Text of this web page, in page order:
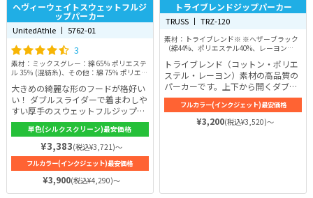
ヘヴィーウェイトスウェットフルジ
ップパーカー
UnitedAthle 丨 5762-01
3
素材：ミックスグレー：綿 65％ ポリエステ
ル 35％ (混紡糸)、その他：綿 75％ ポリエス
大きめの綺麗な形のフードが格好い
い！ ダブルスライダーで着まわしや
すい厚手のスウェットフルジップパ
ーカー
単色(シルクスクリーン)最安価格
¥3,383(税込¥3,721)～
フルカラー(インクジェット)最安価格
¥3,900(税込¥4,290)～
トライブレンドジップパーカー
TRUSS 丨 TRZ-120
素材：トライブレンド※ ※ヘザーブラック
（綿44%、ポリエステル40%、レーヨン
テル1%、レーヨン24%） その他（綿
59%、ポリエステル24%、レーヨン17%）
トライブレンド（コットン・ポリエ
ステル・レーヨン）素材の高品質の
パーカーです。上下から開くダブル
ジップで着回ししやすく、着こむほ
どに馴染んでいきます。フードが2
枚生地でボリュームがあり、襟元が
たち高級感が出ます。
フルカラー(インクジェット)最安価格
¥3,200(税込¥3,520)～